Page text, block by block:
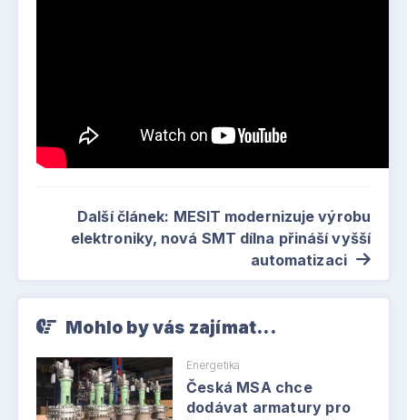
Další článek: MESIT modernizuje výrobu
elektroniky, nová SMT dílna přináší vyšší
automatizaci
Mohlo by vás zajímat...
Energetika
Česká MSA chce
dodávat armatury pro